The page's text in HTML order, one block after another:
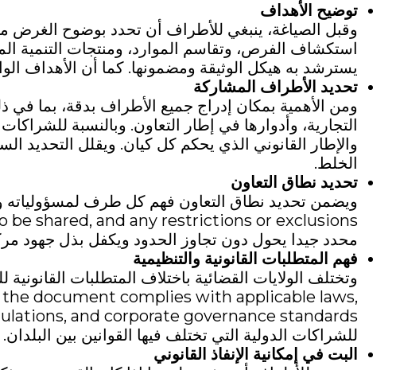
توضيح الأهداف
وقبل الصياغة، ينبغي للأطراف أن تحدد بوضوح الغرض
استكشاف الفرص، وتقاسم الموارد، ومنتجات التنمية
يسترشد به هيكل الوثيقة ومضمونها. كما أن الأهداف
تحديد الأطراف المشاركة
ومن الأهمية بمكان إدراج جميع الأطراف بدقة، بما في
التجارية، وأدوارها في إطار التعاون. وبالنسبة
والإطار القانوني الذي يحكم كل كيان. ويقلل التحديد
الخلط.
تحديد نطاق التعاون
محدد جيدا يحول دون تجاوز الحدود ويكفل بذل جهود
فهم المتطلبات القانونية والتنظيمية
document complies with applicable laws,
للشراكات الدولية التي تختلف فيها القوانين بين البلدان.
البت في إمكانية الإنفاذ القانوني